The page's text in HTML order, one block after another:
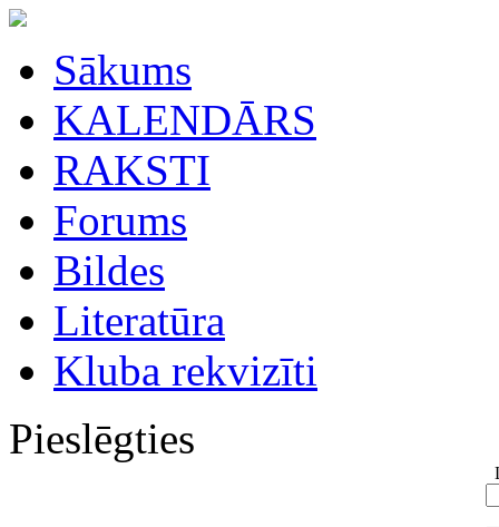
Sākums
KALENDĀRS
RAKSTI
Forums
Bildes
Literatūra
Kluba rekvizīti
Pieslēgties